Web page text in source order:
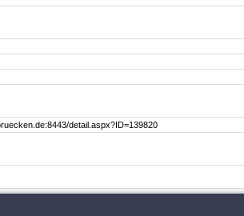
detail.aspx?ID=139820